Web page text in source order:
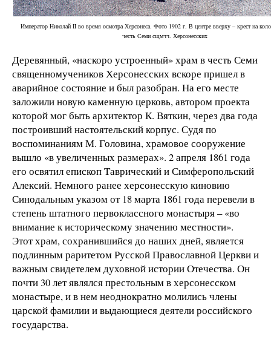
Император Николай II во время осмотра Херсонеса. Фото 1902 г. В центре вверху – крест на
честь Семи сщмчч. Херсонесских
Деревянный, «наскоро устроенный» храм в честь Семи
священномучеников Херсонесских вскоре пришел в
аварийное состояние и был разобран. На его месте
заложили новую каменную церковь, автором проекта
которой мог быть архитектор К. Вяткин, через два года
построивший настоятельский корпус. Судя по
воспоминаниям М. Головина, храмовое сооружение
вышло «в увеличенных размерах». 2 апреля 1861 года
его освятил епископ Таврический и Симферопольский
Алексий. Немного ранее херсонесскую киновию
Синодальным указом от 18 марта 1861 года перевели в
степень штатного первоклассного монастыря – «во
внимание к историческому значению местности».
Этот храм, сохранившийся до наших дней, является
подлинным раритетом Русской Православной Церкви и
важным свидетелем духовной истории Отечества. Он
почти 30 лет являлся престольным в херсонесском
монастыре, и в нем неоднократно молились члены
царской фамилии и выдающиеся деятели российского
государства.